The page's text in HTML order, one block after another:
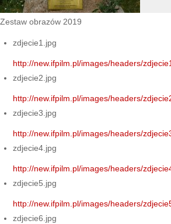
Zestaw obrazów 2019
zdjecie1.jpg
http://new.ifpilm.pl/images/headers/
zdjecie2.jpg
http://new.ifpilm.pl/images/headers/
zdjecie3.jpg
http://new.ifpilm.pl/images/headers/
zdjecie4.jpg
http://new.ifpilm.pl/images/headers/
zdjecie5.jpg
http://new.ifpilm.pl/images/headers/
zdjecie6.jpg